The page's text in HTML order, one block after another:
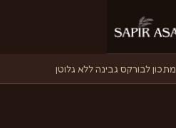
מתכון לבורקס גבינה ללא גלוטן